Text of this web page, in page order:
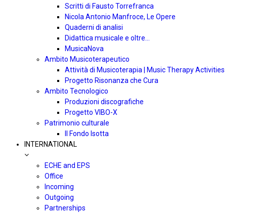
Scritti di Fausto Torrefranca
Nicola Antonio Manfroce, Le Opere
Quaderni di analisi
Didattica musicale e oltre…
MusicaNova
Ambito Musicoterapeutico
Attività di Musicoterapia | Music Therapy Activities
Progetto Risonanza che Cura
Ambito Tecnologico
Produzioni discografiche
Progetto VIBO-X
Patrimonio culturale
Il Fondo Isotta
INTERNATIONAL
ECHE and EPS
Office
Incoming
Outgoing
Partnerships